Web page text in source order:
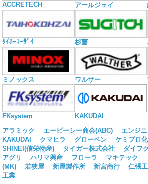
ACCRETECH アールジェイ
ﾀｲﾎｰｺｰｻﾞｲ 杉藤
ミノックス ワルサー
FKsystem
KAKUDAI
アラミック
エービーシー商会(ABC)
エンジ
KAKUDAI
クマヒラ グローベン ケミプロ
SHINEI(信栄物産)
タイガー株式会社 ダイフク
アグリ
ハリマ興産 フローラ マキテック
(MK)
若狭屋 新屋製作所 新宮商行 仁張
工業